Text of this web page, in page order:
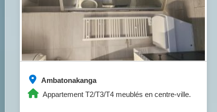
Ambatonakanga
Appartement T2/T3/T4 meublés en centre-ville.